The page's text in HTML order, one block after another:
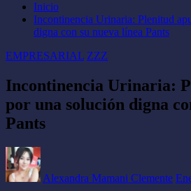
Inicio
Incontinencia Urinaria: Plenitud
digna con su nueva línea Pants
EMPRESARIAL ZZZ
Incontinencia Urinaria:
por una solución digna
Pants
Alexandra Mamani Clemente